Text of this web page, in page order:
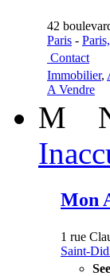
42
Paris -
Contact
Immobilier,
A Vendre
M
Mon
1 rue
Saint-